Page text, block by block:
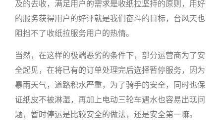
及的去收，满足用户的需求是收纸拉坚持的原则，用好
的服务获得用户的好评就是我们奋斗的目标，台风天也
阻挡不了收纸拉服务用户的热情。
当然，在这样的极端恶劣的条件下，部分运营商为了安
全起见，在将已有的订单处理完后选择暂停服务，因为
暴雨天气，道路积水严重，为了骑手的安全，同时也保
证纸皮不被淋湿，再加上电动三轮车遇水也容易出现问
题，暂时停运是比较安全的做法，还是安全第一嘛。